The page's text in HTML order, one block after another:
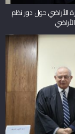
الأراضي حول دور نظم